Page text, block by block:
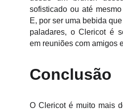
sofisticado ou até
E, por ser uma bebida
paladares, o Clericot é
em reuniões com amigos
Conclusão
O Clericot é muito mais